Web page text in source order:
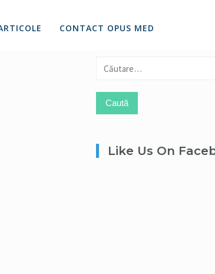
CONTACT OPUS MED
Caută
Like Us On